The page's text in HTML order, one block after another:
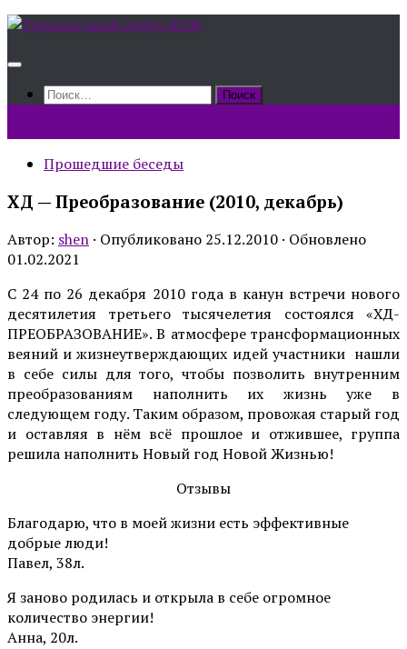
Skip
content
Найти:
Прошедшие беседы
ХД — Преобразование (2010, декабрь)
Автор: shen · Опубликовано 25.12.2010 · Обновлено
01.02.2021
С 24 по 26 декабря 2010 года в канун встречи нового
десятилетия третьего тысячелетия состоялся «ХД-
ПРЕОБРАЗОВАНИЕ». В атмосфере трансформационных
веяний и жизнеутверждающих идей участники нашли
в себе силы для того, чтобы позволить внутренним
преобразованиям наполнить их жизнь уже в
следующем году. Таким образом, провожая старый год
и оставляя в нём всё прошлое и отжившее, группа
решила наполнить Новый год Новой Жизнью!
Отзывы
Благодарю, что в моей жизни есть эффективные
добрые люди!
Павел, 38л.
Я заново родилась и открыла в себе огромное
количество энергии!
Анна, 20л.